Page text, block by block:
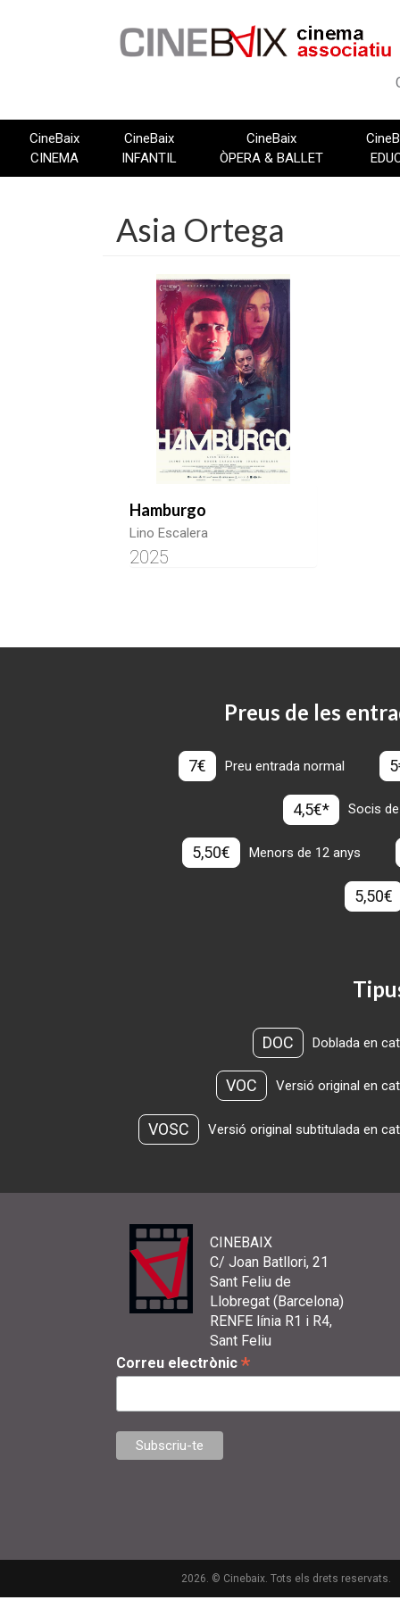
CineBaix
CINEMA
CineBaix
INFANTIL
CineBaix
ÒPERA & BALLET
Asia Ortega
Hamburgo
Lino Escalera
2025
Preus de les
7€ Preu entrada normal
4,5€* Socis
5,50€ Menors de 12 anys
5,50€
DOC Doblada en
VOC Versió original en
VOSC Versió original subtitulada en
CINEBAIX
C/ Joan Batllori, 21
Sant Feliu de
Llobregat (Barcelona)
RENFE línia R1 i R4,
Sant Feliu
Correu electrònic *
2026. © Cinebaix. Tots els drets reservats.